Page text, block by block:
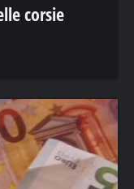
corsie